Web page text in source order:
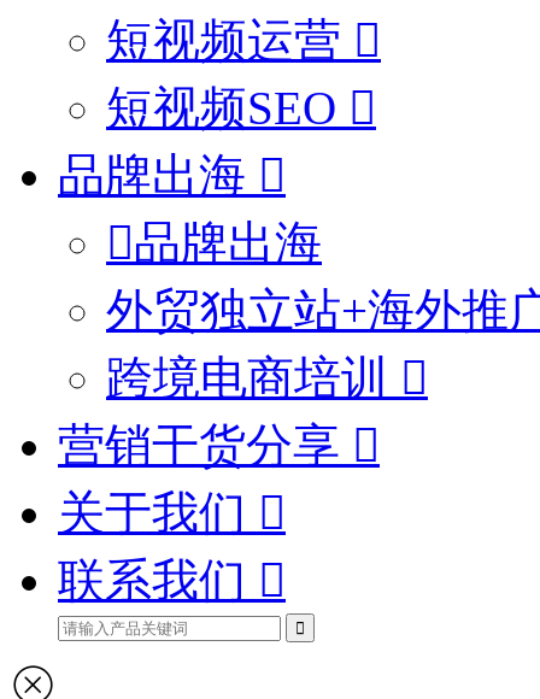
短视频运营
短视频SEO
品牌出海
品牌出海
外贸独立站+海外推
跨境电商培训
营销干货分享
关于我们
联系我们